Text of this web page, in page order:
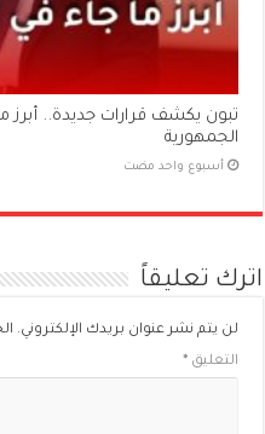
تبون يكشف قرارات جديدة.. أبرز
الجمهورية
‏أسبوع واحد مضت
اترك تعليقاً
لن يتم نشر عنوان بريدك الإلكتروني.
التعليق*